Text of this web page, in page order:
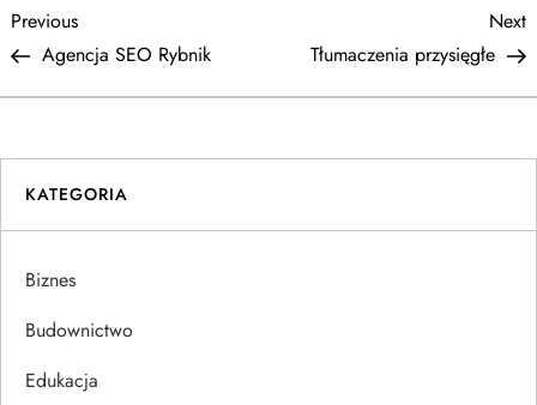
N
a
w
g
a
c
Previous
Post
Previous
Agencja SEO Rybnik
Next
Tłumaczenia przysięgłe
KATEGORIA
Biznes
Budownictwo
Edukacja